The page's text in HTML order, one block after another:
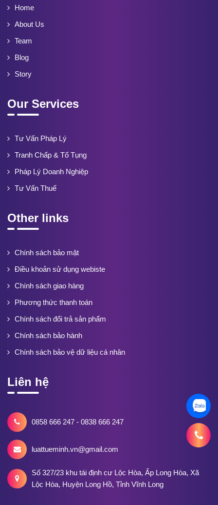
Home
About Us
Team
Blog
Story
Our Services
Tư Vấn Pháp Lý
Tranh Chấp & Tố Tụng
Pháp Lý Doanh Nghiệp
Tư Vấn Thuế
Other links
Chính sách bảo mật
Điều khoản sử dụng webiste
Chính sách giao hàng
Phương thức thanh toán
Chính sách đổi trả sản phẩm
Chính sách bảo hành
Chính sách bảo vệ dữ liệu cá nhân
Liên hệ
0858 666 247 - 0838 666 247
luattueminh.vn@gmail.com
Số 327/23 khu tái định cư Lộc Hòa, Ấp Long Hòa, Xã
Lộc Hòa, Huyện Long Hồ, Tỉnh Vĩnh Long